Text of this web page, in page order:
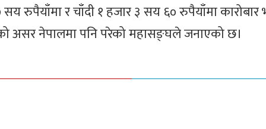
रुपैयाँमा र चाँदी १ हजार ३ सय ६० रुपैयाँमा कारोबार
असर नेपालमा पनि परेको महासङ्घले जनाएको छ।